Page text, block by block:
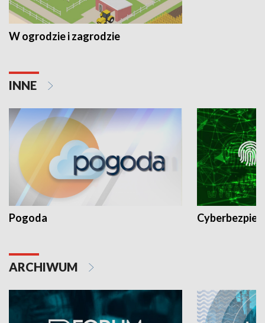
W ogrodzie i zagrodzie
INNE
Pogoda
ARCHIWUM